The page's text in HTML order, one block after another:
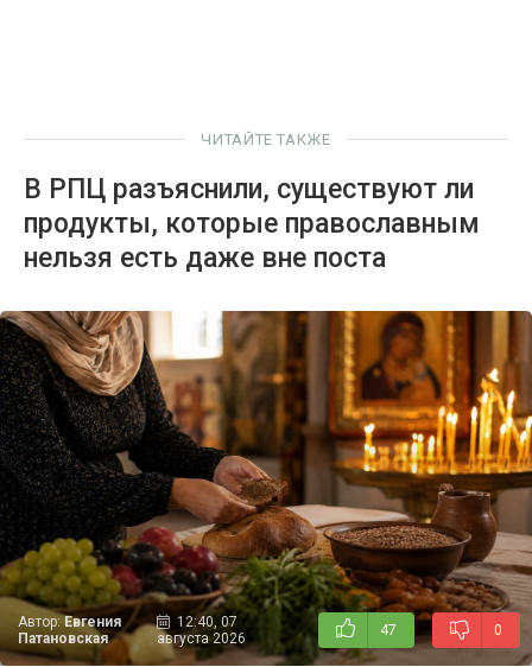
ЧИТАЙТЕ ТАКЖЕ
В РПЦ разъяснили, существуют ли
продукты, которые православным
нельзя есть даже вне поста
Автор:Евгения
Патановская
12:40, 07
августа 2026
47 0